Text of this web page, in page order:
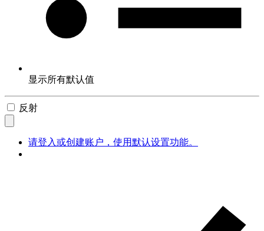
显示所有默认值
反射
请登入或创建账户，使用默认设置功能。